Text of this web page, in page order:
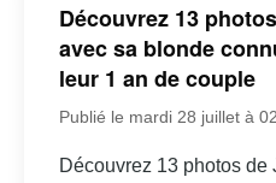
Découvrez 13
avec sa blonde
leur 1 an de couple
Publié le mardi 28 juillet à
Découvrez 13 photos de